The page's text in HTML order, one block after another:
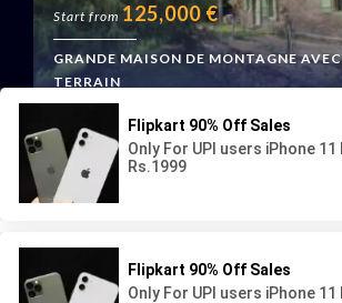
Start from 125,000 €
GRANDE MAISON DE MONTAGNE
TERRAIN
Boussenac, France